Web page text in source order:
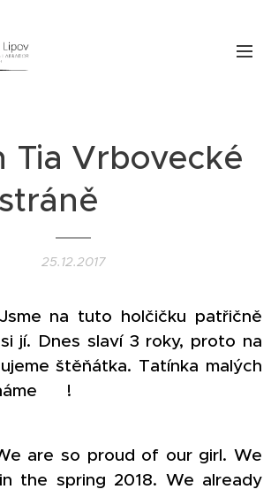
Tia Vrbovecké
stráně ♥
25.12.2017
na tuto holčičku patřičně
jí. Dnes slaví 3 roky, proto na
štěňátka. Tatínka malých
♥ !
are so proud of our girl. We
the spring 2018. We already